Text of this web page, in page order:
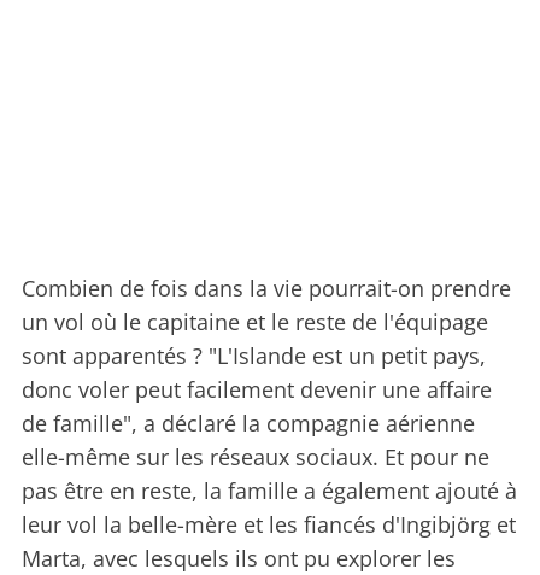
Combien de fois dans la vie pourrait-on prendre
un vol où le capitaine et le reste de l'équipage
sont apparentés ? "L'Islande est un petit pays,
donc voler peut facilement devenir une affaire
de famille", a déclaré la compagnie aérienne
elle-même sur les réseaux sociaux. Et pour ne
pas être en reste, la famille a également ajouté à
leur vol la belle-mère et les fiancés d'Ingibjörg et
Marta, avec lesquels ils ont pu explorer les